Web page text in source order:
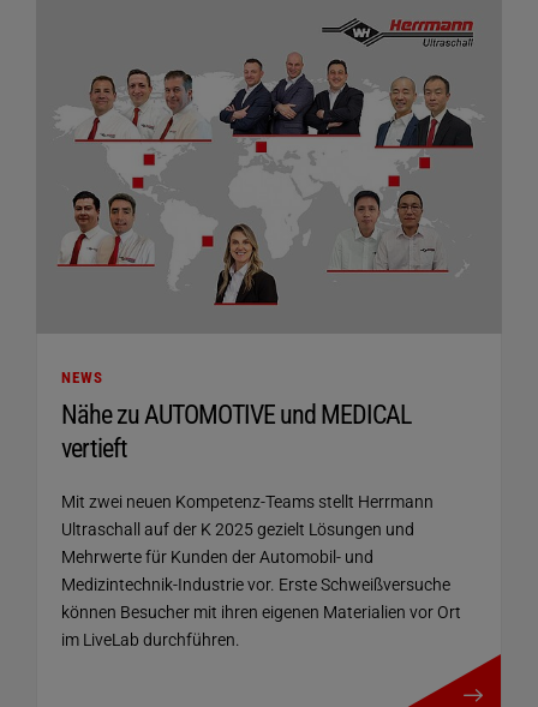
NEWS
Nähe zu AUTOMOTIVE und MEDICAL
vertieft
Mit zwei neuen Kompetenz-Teams stellt Herrmann
Ultraschall auf der K 2025 gezielt Lösungen und
Mehrwerte für Kunden der Automobil- und
Medizintechnik-Industrie vor. Erste Schweißversuche
können Besucher mit ihren eigenen Materialien vor Ort
im LiveLab durchführen.
mehr details